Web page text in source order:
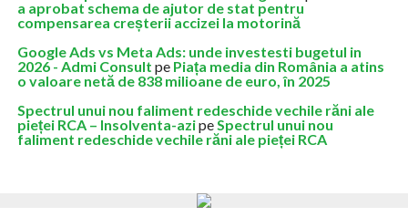
a aprobat schema de ajutor de stat pentru
compensarea creșterii accizei la motorină
Google Ads vs Meta Ads: unde investesti bugetul in
2026 - Admi Consult pe Piața media din România a atins
o valoare netă de 838 milioane de euro, în 2025
Spectrul unui nou faliment redeschide vechile răni ale
pieței RCA – Insolventa-azipeSpectrul unui nou
faliment redeschide vechile răni ale pieței RCA